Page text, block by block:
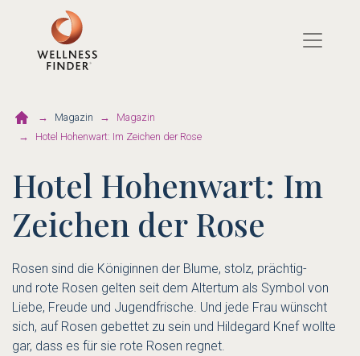
Magazin
Magazin
Hotel Hohenwart: Im Zeichen der Rose
Hotel Hohenwart: Im
Zeichen der Rose
Rosen sind die Königinnen der Blume, stolz, prächtig-
und rote Rosen gelten seit dem Altertum als Symbol von
Liebe, Freude und Jugendfrische. Und jede Frau wünscht
sich, auf Rosen gebettet zu sein und Hildegard Knef wollte
gar, dass es für sie rote Rosen regnet.